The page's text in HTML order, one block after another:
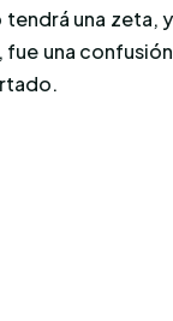
una zeta, y
fue una confusión